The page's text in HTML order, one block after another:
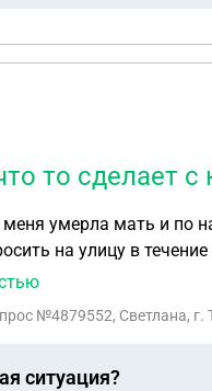
то сделает
меня умерла мать и по
на улицу в
кошка жила в этой
№4879552, Светлана, г.
ситуация?